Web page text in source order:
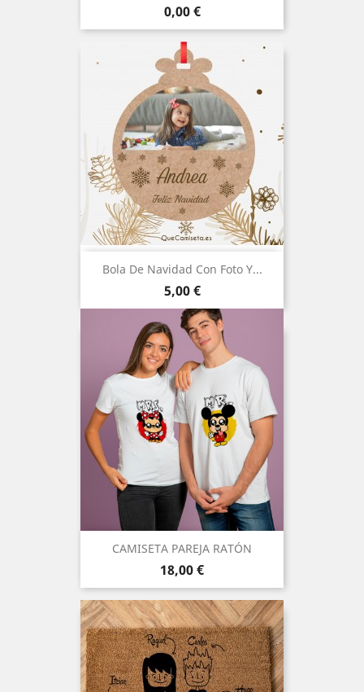
Precio
0,00 €
Bola De Navidad Con Foto Y...
Precio
5,00 €
CAMISETA PAREJA RATÓN
Precio
18,00 €